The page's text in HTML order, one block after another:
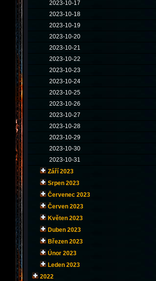
2023-10-17
2023-10-18
2023-10-19
2023-10-20
2023-10-21
2023-10-22
2023-10-23
2023-10-24
2023-10-25
2023-10-26
2023-10-27
2023-10-28
2023-10-29
2023-10-30
2023-10-31
Září 2023
Srpen 2023
Červenec 2023
Červen 2023
Květen 2023
Duben 2023
Březen 2023
Únor 2023
Leden 2023
2022